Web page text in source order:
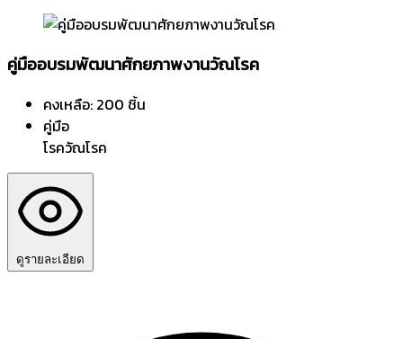
คู่มืออบรมพัฒนาศักยภาพงานวัณโรค
คงเหลือ: 200 ชิ้น
คู่มือ
โรควัณโรค
ดูรายละเอียด